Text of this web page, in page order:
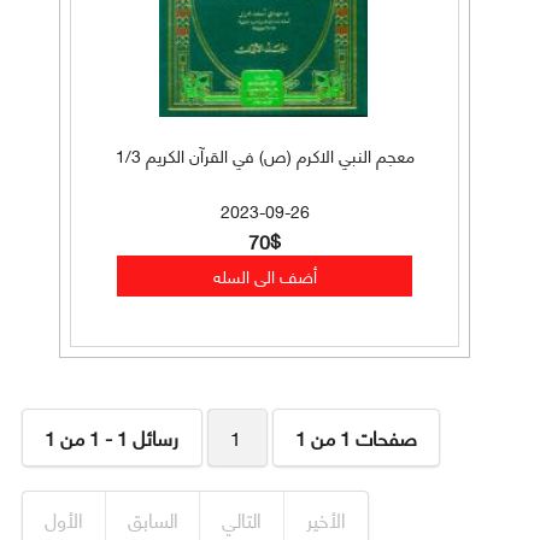
معجم النبي الاكرم (ص) في القرآن الكريم 1/3
2023-09-26
70$
رسائل 1 - 1 من 1 1 صفحات 1 من 1
الأول السابق التالي الأخير